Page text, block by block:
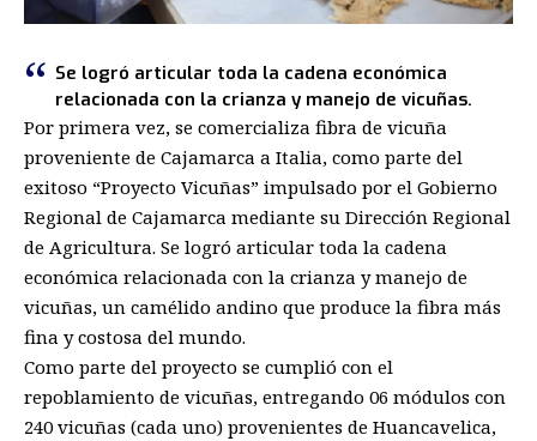
Se logró articular toda la cadena económica
relacionada con la crianza y manejo de vicuñas.
Por primera vez, se comercializa fibra de vicuña
proveniente de Cajamarca a Italia, como parte del
exitoso “Proyecto Vicuñas” impulsado por el Gobierno
Regional de Cajamarca mediante su Dirección Regional
de Agricultura. Se logró articular toda la cadena
económica relacionada con la crianza y manejo de
vicuñas, un camélido andino que produce la fibra más
fina y costosa del mundo.
Como parte del proyecto se cumplió con el
repoblamiento de vicuñas, entregando 06 módulos con
240 vicuñas (cada uno) provenientes de Huancavelica,